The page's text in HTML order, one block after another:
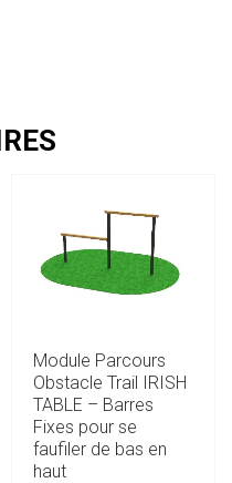
Module Parcours
Obstacle Trail IRISH
TABLE – Barres
Fixes pour se
faufiler de bas en
haut